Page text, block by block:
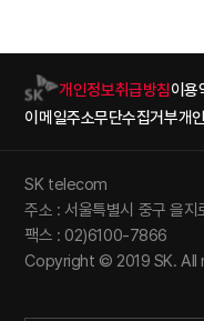
개인정보취급방침이용
이메일주소무단수집거부개
SK telecom
주소 : 서울특별시 중구 을
팩스 : 02)6100-7866
Copyright © 2019 SK.